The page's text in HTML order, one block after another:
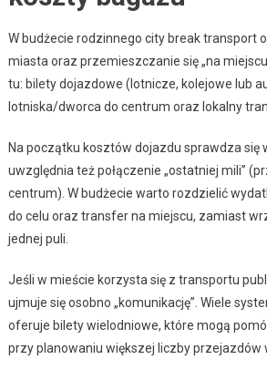
W budżecie rodzinnego city break transport
miasta oraz przemieszczanie się „na
tu: bilety dojazdowe (lotnicze, kolejowe lub
lotniska/dworca do centrum oraz lokalny
Na początku kosztów dojazdu sprawdza się
uwzględnia też połączenie „ostatniej mili”
centrum). W budżecie warto rozdzielić
do celu oraz transfer na miejscu, zamiast
jednej puli.
Jeśli w mieście korzysta się z transportu
ujmuje się osobno „komunikację”. Wiele
oferuje bilety wielodniowe, które mogą
przy planowaniu większej liczby przejazdów